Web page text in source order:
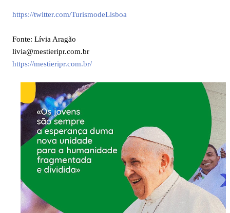
https://twitter.com/TurismodeLisboa
Fonte: Lívia Aragão
livia@mestieripr.com.br
https://mestieripr.com.br/